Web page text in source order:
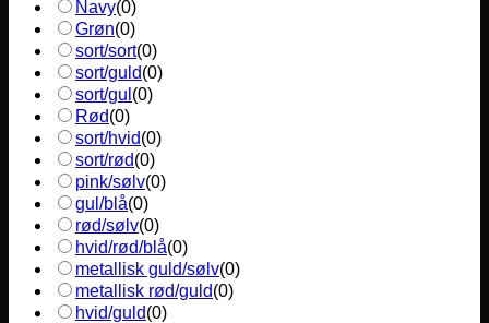
Navy(0)
Grøn(0)
sort/sort(0)
sort/guld(0)
sort/gul (0)
Rød(0)
sort/hvid(0)
sort/rød(0)
pink/sølv(0)
gul/blå(0)
rød/sølv(0)
hvid/rød/blå(0)
metallisk guld/sølv(0)
metallisk rød/guld(0)
hvid/guld(0)